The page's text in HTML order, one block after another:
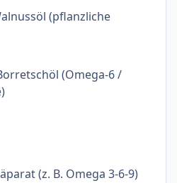
(pflanzliche
(Omega-6 /
: 3%
(z. B. Omega 3-6-9): 9%